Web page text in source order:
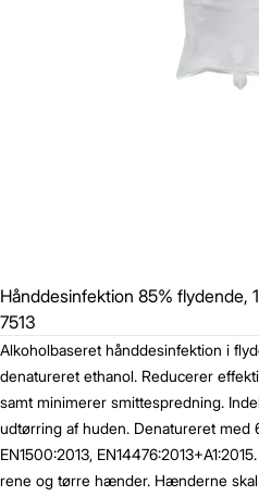
Hånddesinfektion 85% flydende,
7513
Alkoholbaseret hånddesinfektion i
denatureret ethanol. Reducerer
samt minimerer smittespredning.
udtørring af huden. Denatureret med
EN1500:2013,
rene og tørre hænder. Hænderne